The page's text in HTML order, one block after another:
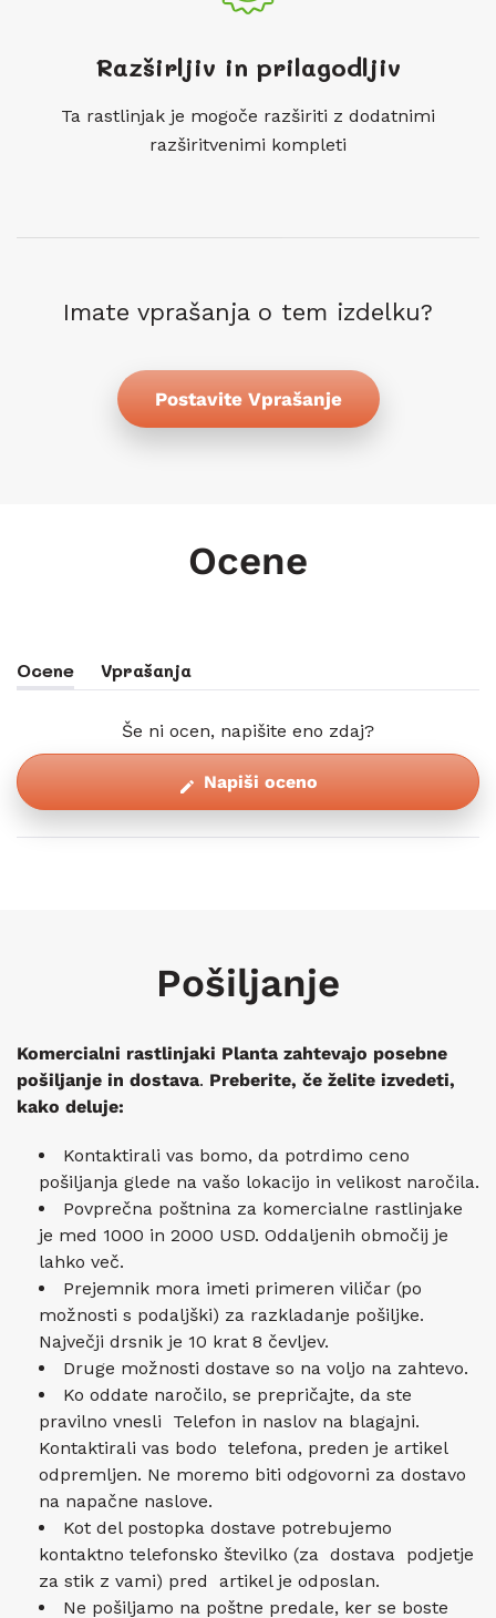
Razširljiv in prilagodljiv
Ta rastlinjak je mogoče razširiti z dodatnimi
razširitvenimi kompleti
Imate vprašanja o tem izdelku?
Postavite Vprašanje
Ocene
Ocene
(zavihek
Razširjen)
Vprašanja
(zavihek
Še ni ocen, napišite eno zdaj?
Napiši oceno
se
v
Pošiljanje
Komercialni rastlinjaki Planta zahtevajo posebne
pošiljanje in dostava. Preberite, če želite izvedeti,
kako deluje:
Kontaktirali vas bomo, da potrdimo ceno
pošiljanja glede na vašo lokacijo in velikost naročila.
Povprečna poštnina za komercialne rastlinjake
je med 1000 in 2000 USD. Oddaljenih območij je
lahko več.
Prejemnik mora imeti primeren viličar (po
možnosti s podaljški) za razkladanje pošiljke.
Največji drsnik je 10 krat 8 čevljev.
Druge možnosti dostave so na voljo na zahtevo.
Ko oddate naročilo, se prepričajte, da ste
pravilno vnesli Telefon in naslov na blagajni.
Kontaktirali vas bodo telefona, preden je artikel
odpremljen. Ne moremo biti odgovorni za dostavo
na napačne naslove.
Kot del postopka dostave potrebujemo
kontaktno telefonsko številko (za dostava podjetje
za stik z vami) pred artikel je odposlan.
Ne pošiljamo na poštne predale, ker se boste